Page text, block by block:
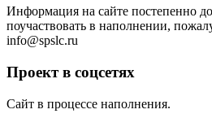
Информация на сайте постепенно
поучаствовать в наполнении,
info@spslc.ru
Проект в соцсетях
Сайт в процессе наполнения.